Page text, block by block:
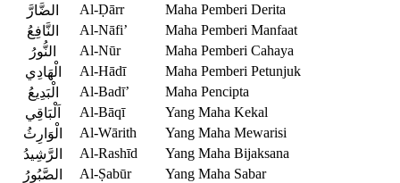
الضَّارَّ
Al-Ḍārr
Maha Pemberi Derita
النَّافِعُ
Al-Nāfi’
Maha Pemberi Manfaat
النُّورُ
Al-Nūr
Maha Pemberi Cahaya
الْهَادِي
Al-Hādī
Maha Pemberi Petunjuk
الْبَدِيعُ
Al-Badī’
Maha Pencipta
اَلْبَاقِي
Al-Bāqī
Yang Maha Kekal
الْوَارِثُ
Al-Wārith
Yang Maha Mewarisi
الرَّشِيدُ
Al-Rashīd
Yang Maha Bijaksana
الصَّبُورُ
Al-Ṣabūr Yang Maha Sabar